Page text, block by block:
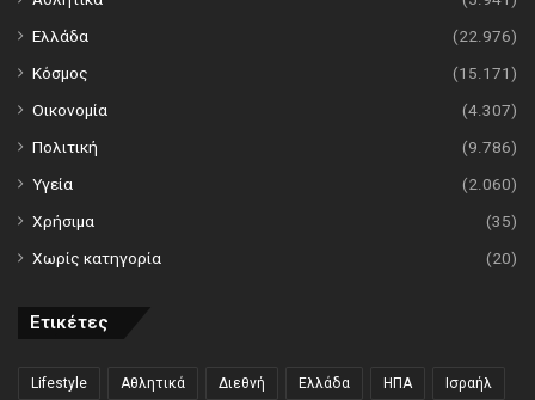
Ελλάδα
(22.976)
Κόσμος
(15.171)
Οικονομία
(4.307)
Πολιτική
(9.786)
Υγεία
(2.060)
Χρήσιμα
(35)
Χωρίς κατηγορία
(20)
Ετικέτες
Lifestyle Αθλητικά Διεθνή Ελλάδα ΗΠΑ Ισραήλ